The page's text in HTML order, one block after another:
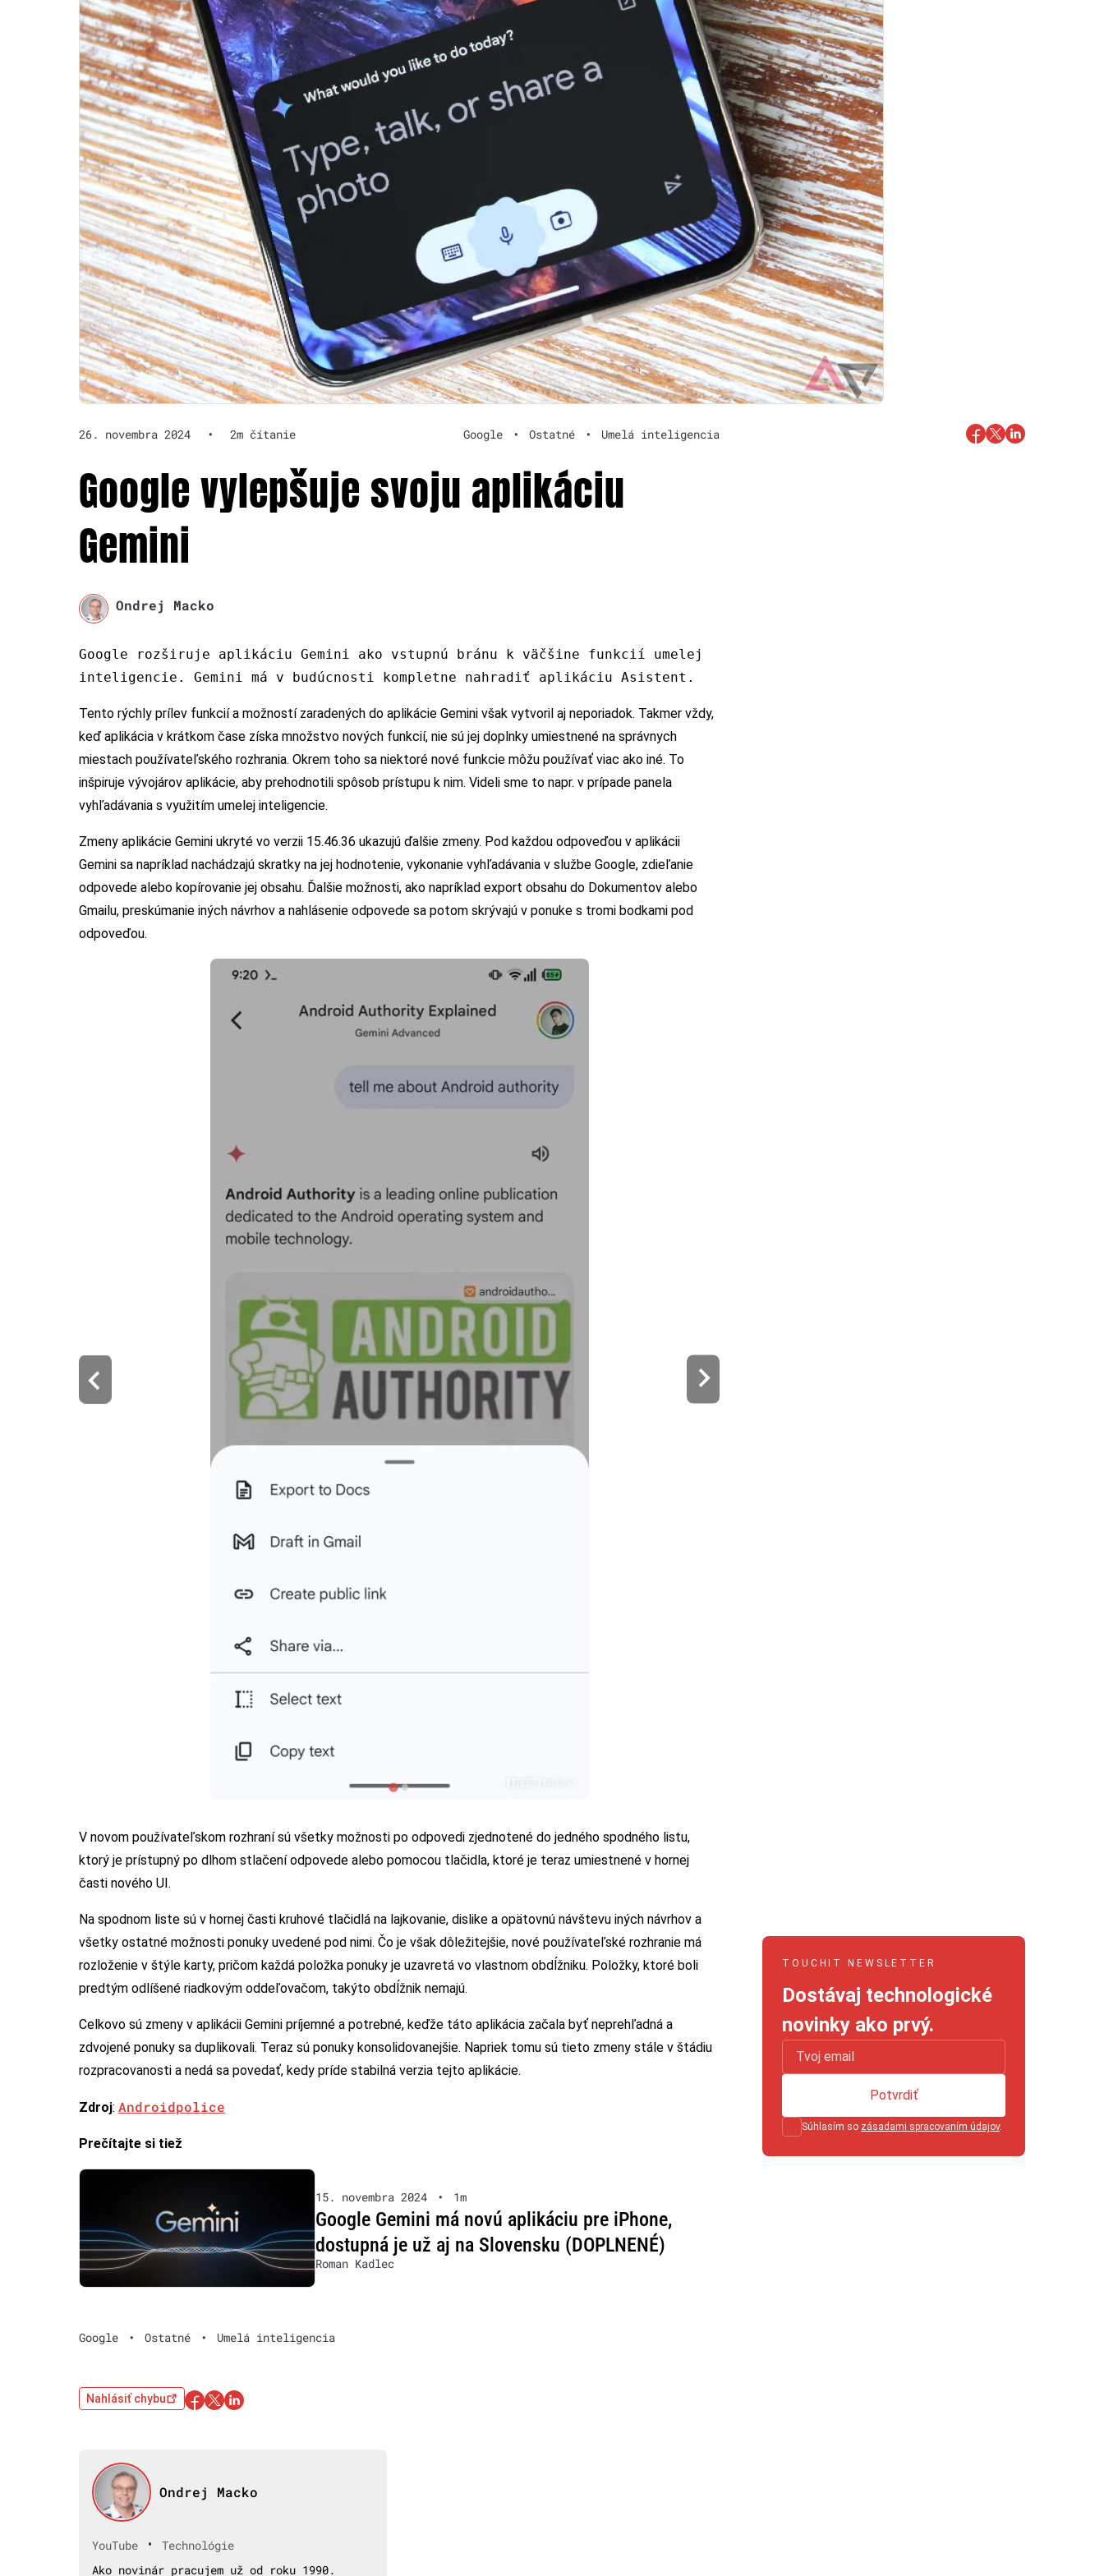
26. novembra 2024 • 2m čítanie Google • Ostatné • Umelá inteligencia
Google vylepšuje svoju aplikáciu
Gemini
Ondrej Macko
Google rozširuje aplikáciu Gemini ako vstupnú bránu k väčšine funkcií umelej
inteligencie. Gemini má v budúcnosti kompletne nahradiť aplikáciu Asistent.
Tento rýchly prílev funkcií a možností zaradených do aplikácie Gemini však vytvoril aj neporiadok. Takmer vždy,
keď aplikácia v krátkom čase získa množstvo nových funkcií, nie sú jej doplnky umiestnené na správnych
miestach používateľského rozhrania. Okrem toho sa niektoré nové funkcie môžu používať viac ako iné. To
inšpiruje vývojárov aplikácie, aby prehodnotili spôsob prístupu k nim. Videli sme to napr. v prípade panela
vyhľadávania s využitím umelej inteligencie.
Zmeny aplikácie Gemini ukryté vo verzii 15.46.36 ukazujú ďalšie zmeny. Pod každou odpoveďou v aplikácii
Gemini sa napríklad nachádzajú skratky na jej hodnotenie, vykonanie vyhľadávania v službe Google, zdieľanie
odpovede alebo kopírovanie jej obsahu. Ďalšie možnosti, ako napríklad export obsahu do Dokumentov alebo
Gmailu, preskúmanie iných návrhov a nahlásenie odpovede sa potom skrývajú v ponuke s tromi bodkami pod
odpoveďou.
V novom používateľskom rozhraní sú všetky možnosti po odpovedi zjednotené do jedného spodného listu,
ktorý je prístupný po dlhom stlačení odpovede alebo pomocou tlačidla, ktoré je teraz umiestnené v hornej
časti nového UI.
Na spodnom liste sú v hornej časti kruhové tlačidlá na lajkovanie, dislike a opätovnú návštevu iných návrhov a
všetky ostatné možnosti ponuky uvedené pod nimi. Čo je však dôležitejšie, nové používateľské rozhranie má
rozloženie v štýle karty, pričom každá položka ponuky je uzavretá vo vlastnom obdĺžniku. Položky, ktoré boli
predtým odlíšené riadkovým oddeľovačom, takýto obdĺžnik nemajú.
Celkovo sú zmeny v aplikácii Gemini príjemné a potrebné, keďže táto aplikácia začala byť neprehľadná a
zdvojené ponuky sa duplikovali. Teraz sú ponuky konsolidovanejšie. Napriek tomu sú tieto zmeny stále v štádiu
rozpracovanosti a nedá sa povedať, kedy príde stabilná verzia tejto aplikácie.
Zdroj: Androidpolice
Prečítajte si tiež
15. novembra 2024 • 1m
Google Gemini má novú aplikáciu pre iPhone,
dostupná je už aj na Slovensku (DOPLNENÉ)
Roman Kadlec
Google • Ostatné • Umelá inteligencia
Nahlásiť chybu
Ondrej Macko
YouTube •
Technológie
Ako novinár pracujem už od roku 1990.
TOUCHIT NEWSLETTER
Dostávaj technologické
novinky ako prvý.
Súhlasím so zásadami spracovaním údajov.
Potvrdiť